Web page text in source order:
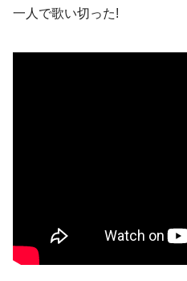
一人で歌い切った!